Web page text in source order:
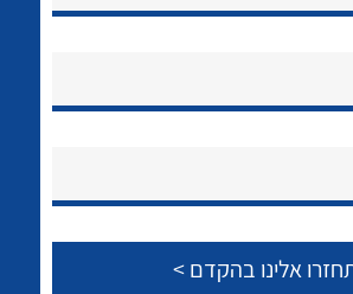
שירותי תמיכה
לכל מוצרי היצרן